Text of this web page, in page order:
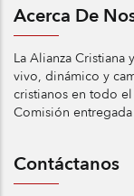
Acerca De
La Alianza
vivo, dinámico y
cristianos en todo
Comisión
Contáctanos